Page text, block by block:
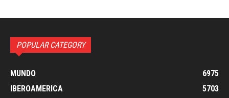
POPULAR CATEGORY
MUNDO
6975
IBEROAMERICA
5703